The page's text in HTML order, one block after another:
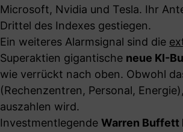
Microsoft, Nvidia und Tesla. Ihr
Drittel des Indexes gestiegen.
Ein weiteres Alarmsignal sind die
Superaktien gigantische neue KI-
wie verrückt nach oben. Obwohl
(Rechenzentren, Personal,
auszahlen wird.
Investmentlegende Warren Buffett